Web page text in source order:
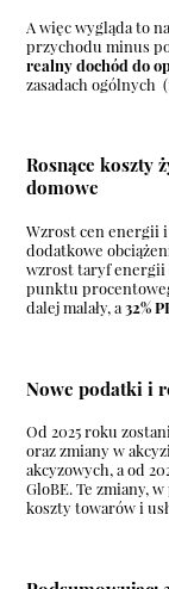
A więc wygląda to
przychodu minus
realny dochód do
zasadach ogólnych
Rosnące koszty
domowe
Wzrost cen energii
dodatkowe
wzrost taryf energii
punktu
dalej malały, a32%
Nowe podatki i
Od 2025 roku
oraz zmiany w
akcyzowych, a od
GloBE. Te zmiany,
koszty towarów i